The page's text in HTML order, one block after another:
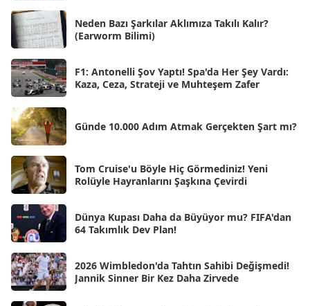
Ağu 2025
Tem 2025 [45]
Haz 2025
May 2025 [54]
Nis 2025
Mar 2025
Şub 2025 [57]
Oca 2025
Ara 2024 [25]
Kas 2024
Eki 2024 [46]
Eyl 2024
Neden Bazı Şarkılar Aklımıza Takılı Kalır?
(Earworm Bilimi)
F1: Antonelli Şov Yaptı! Spa'da Her Şey Vardı:
Kaza, Ceza, Strateji ve Muhteşem Zafer
Günde 10.000 Adım Atmak Gerçekten Şart mı?
Tom Cruise'u Böyle Hiç Görmediniz! Yeni
Rolüyle Hayranlarını Şaşkına Çevirdi
Dünya Kupası Daha da Büyüyor mu? FIFA'dan
64 Takımlık Dev Plan!
2026 Wimbledon'da Tahtın Sahibi Değişmedi!
Jannik Sinner Bir Kez Daha Zirvede